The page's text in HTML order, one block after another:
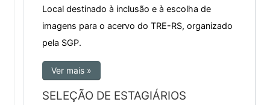
Local destinado à inclusão e à escolha de
imagens para o acervo do TRE-RS, organizado
pela SGP.
Ver mais »
SELEÇÃO DE ESTAGIÁRIOS